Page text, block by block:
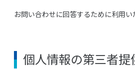
お問い合わせに回答するために利用い
個人情報の第三者提